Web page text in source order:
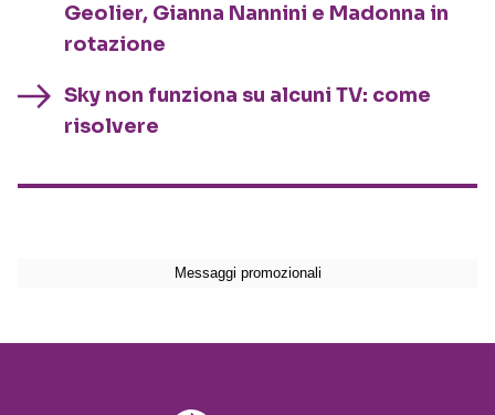
Geolier, Gianna Nannini e Madonna in
rotazione
Sky non funziona su alcuni TV: come
risolvere